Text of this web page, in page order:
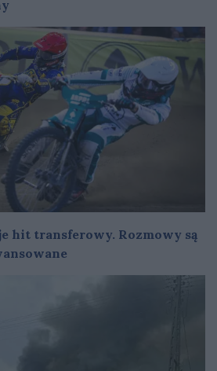
hit transferowy. Rozmowy są